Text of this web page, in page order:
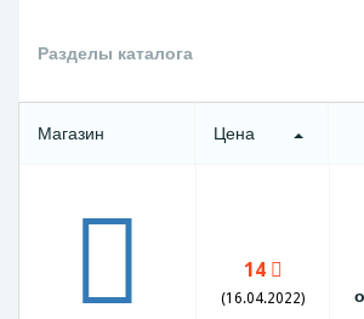
Разделы каталога
Магазин Цена
14
(16.04.2022)